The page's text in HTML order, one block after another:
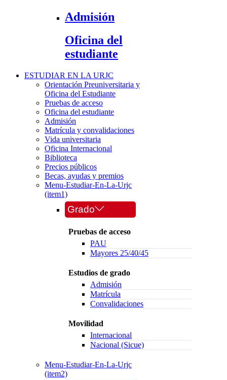
Admisión
Oficina del
estudiante
ESTUDIAR EN LA URJC
Orientación Preuniversitaria y
Oficina del Estudiante
Pruebas de acceso
Oficina del estudiante
Admisión
Matrícula y convalidaciones
Vida universitaria
Oficina Internacional
Biblioteca
Precios públicos
Becas, ayudas y premios
Menu-Estudiar-En-La-Urjc
(item1)
Grado
Pruebas de acceso
PAU
Mayores 25/40/45
Estudios de grado
Admisión
Matrícula
Convalidaciones
Movilidad
Internacional
Nacional (Sicue)
Menu-Estudiar-En-La-Urjc
(item2)